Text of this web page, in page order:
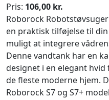
Pris: 106,00 kr.
Roborock
en praktisk tilføjelse til
muligt at integrere
Denne vandtank har en
designet i en elegant
de fleste moderne hjem.
Roborock S7 og S7+